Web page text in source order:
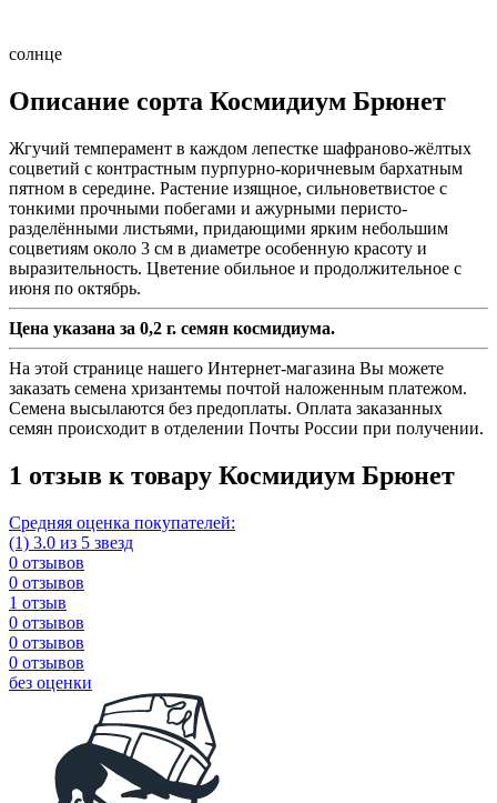
солнце
Описание сорта Космидиум Брюнет
Жгучий темперамент в каждом лепестке шафраново-жёлтых
соцветий с контрастным пурпурно-коричневым бархатным
пятном в середине. Растение изящное, сильноветвистое с
тонкими прочными побегами и ажурными перисто-
разделёнными листьями, придающими ярким небольшим
соцветиям около 3 см в диаметре особенную красоту и
выразительность. Цветение обильное и продолжительное с
июня по октябрь.
Цена указана за 0,2 г. семян космидиума.
На этой странице нашего Интернет-магазина Вы можете
заказать семена хризантемы почтой наложенным платежом.
Семена высылаются без предоплаты. Оплата заказанных
семян происходит в отделении Почты России при получении.
1 отзыв к товару Космидиум Брюнет
Средняя оценка покупателей:
(1) 3.0 из 5 звезд
0 отзывов
0 отзывов
1 отзыв
0 отзывов
0 отзывов
0 отзывов
без оценки